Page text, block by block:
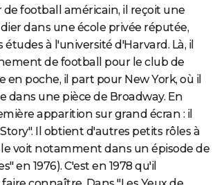
football américain, il reçoit une
dans une école privée réputée,
études à l'université d'Harvard. Là, il
de football pour le club de
en poche, il part pour New York, où il
dans une pièce de Broadway. En
apparition sur grand écran : il
Il obtient d'autres petits rôles à
le voit notamment dans un épisode de
en 1976). C'est en 1978 qu'il